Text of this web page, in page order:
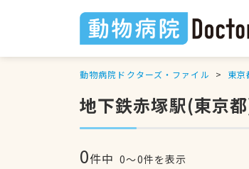
動物病院ドクターズ・ファイル 東京
地下鉄赤塚駅(東京
0件中 0〜0件を表示